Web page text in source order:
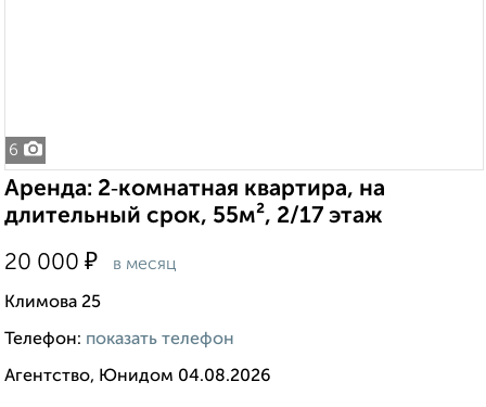
6
Аренда: 2‑комнатная квартира, на
длительный срок, 55м², 2/17 этаж
20 000 ₽ в месяц
Климова 25
Телефон: показать телефон
Агентство, Юнидом 04.08.2026